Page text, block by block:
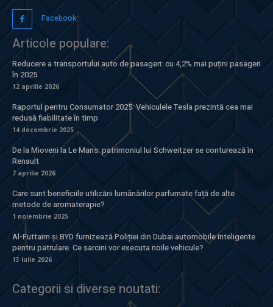
Facebook
Articole populare:
Reducere a transportului auto de pasageri: cu 4,2% mai puțini pasageri
în 2025
12 aprilie 2026
Raportul pentru Consumator 2025: Vehiculele Tesla prezintă cea mai
redusă fiabilitate în timp
14 decembrie 2025
De la Mioveni la Le Mans: patrimoniul lui Schweitzer se conturează în
Renault
7 aprilie 2026
Care sunt beneficiile utilizării lumânărilor parfumate față de alte
metode de aromaterapie?
1 noiembrie 2025
Al-Futtaim și BYD furnizează Poliției din Dubai automobile inteligente
pentru patrulare. Ce sarcini vor executa noile vehicule?
13 iulie 2026
Categorii si diverse noutati: